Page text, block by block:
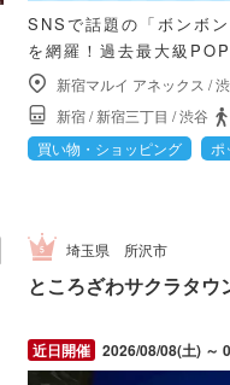
SNSで話題の「ボンボ
を網羅！過去最大級
新宿マルイ アネックス /
新宿/新宿三丁目 /渋谷
買い物・ショッピング
ポ
埼玉県 所沢市
ところざわサクラタウ
2026/08/08(土) ～